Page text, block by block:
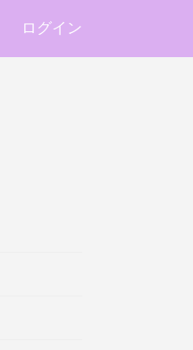
ログイン